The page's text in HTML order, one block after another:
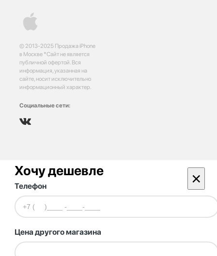
© 2013-2025 Продажа iPhone
в Москве *Сайт не является
публичной офертой. Вся
информация, указанная на
сайте, носит исключительно
информационный характер.
Социальные сети:
Хочу дешевле ×
Телефон
Цена другого магазина